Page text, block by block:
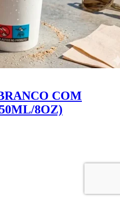
COM
8OZ)